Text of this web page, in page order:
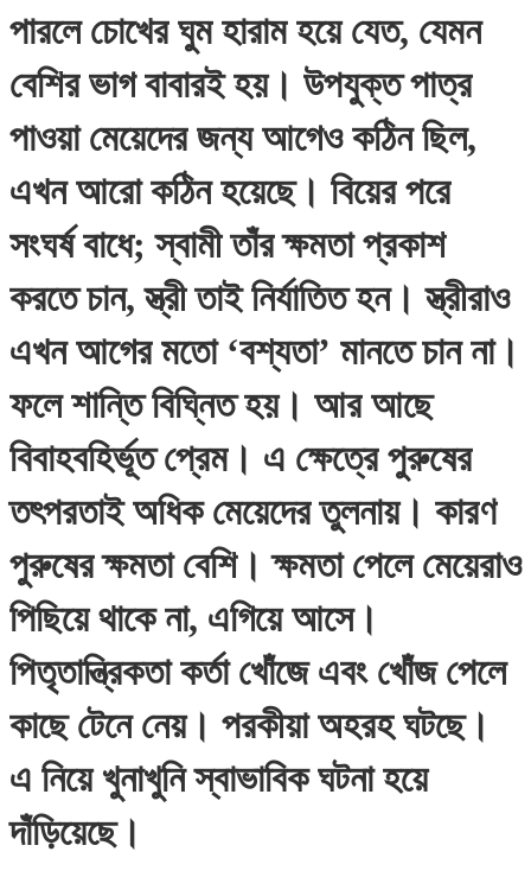
পারলে চোখের ঘুম হারাম হয়ে যেত, যেমন
বেশির ভাগ বাবারই হয়। উপযুক্ত পাত্র
পাওয়া মেয়েদের জন্য আগেও কঠিন ছিল,
এখন আরো কঠিন হয়েছে। বিয়ের পরে
সংঘর্ষ বাধে; স্বামী তাঁর ক্ষমতা প্রকাশ
করতে চান, স্ত্রী তাই নির্যাতিত হন। স্ত্রীরাও
এখন আগের মতো ‘বশ্যতা’ মানতে চান না।
ফলে শান্তি বিঘ্নিত হয়। আর আছে
বিবাহবহির্ভূত প্রেম। এ ক্ষেত্রে পুরুষের
তৎপরতাই অধিক মেয়েদের তুলনায়। কারণ
পুরুষের ক্ষমতা বেশি। ক্ষমতা পেলে মেয়েরাও
পিছিয়ে থাকে না, এগিয়ে আসে।
পিতৃতান্ত্রিকতা কর্তা খোঁজে এবং খোঁজ পেলে
কাছে টেনে নেয়। পরকীয়া অহরহ ঘটছে।
এ নিয়ে খুনাখুনি স্বাভাবিক ঘটনা হয়ে
দাঁড়িয়েছে।